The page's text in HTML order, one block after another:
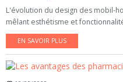
L'évolution du design des mobil-
mêlant esthétisme et
EN SAVOIR PLUS